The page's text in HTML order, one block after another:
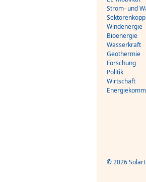
Strom- und
Windenergie
Bioenergie
Wasserkraft
Geothermie
Forschung
Politik
Wirtschaft
© 2026